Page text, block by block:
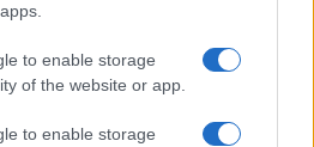
to enable storage
of the website or app.
to enable storage